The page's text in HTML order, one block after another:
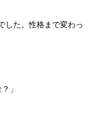
した。性格まで変わっ
」